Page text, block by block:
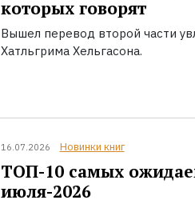
которых говорят
Вышел перевод второй части
Хатльгрима Хельгасона.
16.07.2026 Новинки книг
ТОП-10 самых
июля-2026